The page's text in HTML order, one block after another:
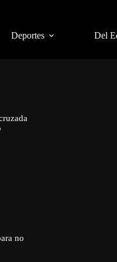
Deportes Del
no